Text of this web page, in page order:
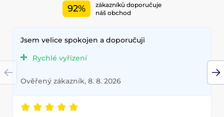
92%
zákazníků doporučuje
náš obchod
Jsem velice spokojen a doporučuji
Rychlé vyřízení
Ověřený zákazník, 8. 8. 2026